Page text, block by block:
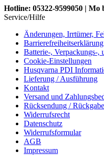
Hotline: 05322-9599050 |
Service/Hilfe
Änderungen, Irrtümer,
Barrierefreiheitserklärung
Batterie-, Verpackungs-,
Cookie-Einstellungen
Husqvarna PDI
Lieferung / Ausführung
Kontakt
Versand und
Rücksendung / Rückgabe
Widerrufsrecht
Datenschutz
Widerrufsformular
AGB
Impressum